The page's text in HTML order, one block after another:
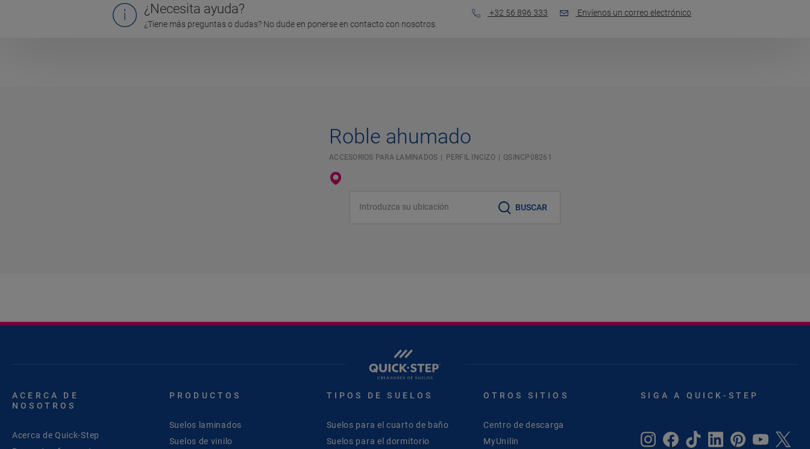
¿Necesita ayuda?
¿Tiene más preguntas o dudas? No dude en ponerse en contacto con nosotros.
+32 56 896 333 Envíenos un correo electrónico
Roble ahumado
ACCESORIOS PARA LAMINADOS PERFIL INCIZO QSINCP08261
BUSCAR
ACERCA DE
NOSOTROS
Acerca de Quick-Step
PRODUCTOS
Suelos laminados
Suelos de vinilo
TIPOS DE SUELOS
Suelos para el cuarto de baño
Suelos para el dormitorio
OTROS SITIOS
Centro de descarga
MyUnilin
SIGA A QUICK-STEP